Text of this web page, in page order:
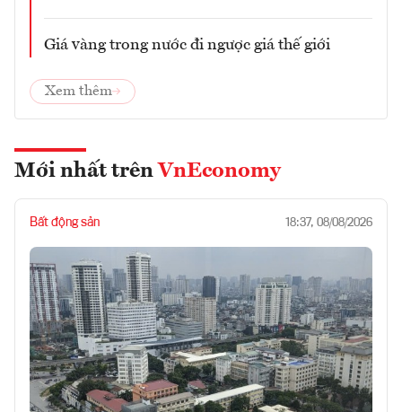
Giá vàng trong nước đi ngược giá thế giới
Xem thêm
Mới nhất trên VnEconomy
Bất động sản 18:37, 08/08/2026